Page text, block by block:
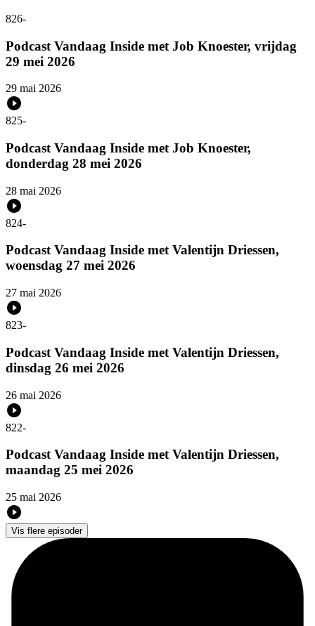
826-
Podcast Vandaag Inside met Job Knoester, vrijdag
29 mei 2026
29 mai 2026
825-
Podcast Vandaag Inside met Job Knoester,
donderdag 28 mei 2026
28 mai 2026
824-
Podcast Vandaag Inside met Valentijn Driessen,
woensdag 27 mei 2026
27 mai 2026
823-
Podcast Vandaag Inside met Valentijn Driessen,
dinsdag 26 mei 2026
26 mai 2026
822-
Podcast Vandaag Inside met Valentijn Driessen,
maandag 25 mei 2026
25 mai 2026
Vis flere episoder